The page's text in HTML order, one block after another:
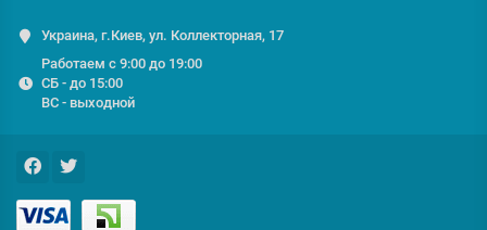
Украина, г.Киев, ул. Коллекторная, 17
Работаем с 9:00 до 19:00
СБ - до 15:00
ВС - выходной